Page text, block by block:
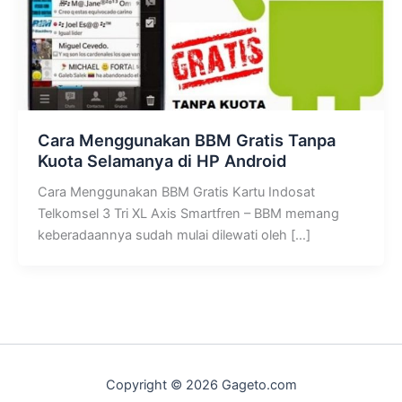
Cara Menggunakan BBM Gratis Tanpa
Kuota Selamanya di HP Android
Cara Menggunakan BBM Gratis Kartu Indosat
Telkomsel 3 Tri XL Axis Smartfren – BBM memang
keberadaannya sudah mulai dilewati oleh […]
Copyright © 2026 Gageto.com